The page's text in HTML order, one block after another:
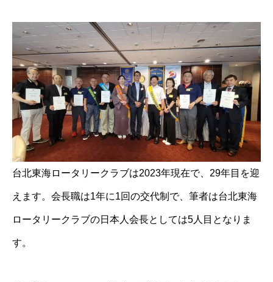
台北東海ロータリークラブは2023年現在で、29年目を迎
えます。会長職は1年に1回の交代制で、筆者は台北東海
ロータリークラブの日本人会長としては5人目となりま
す。